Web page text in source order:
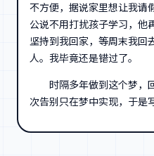
不方便，据说家里想让我请
公说不用打扰孩子学习，他
坚持到我回家，等周末我回
人。我毕竟还是错过了。
时隔多年做到这个梦，
次告别只在梦中实现，于是